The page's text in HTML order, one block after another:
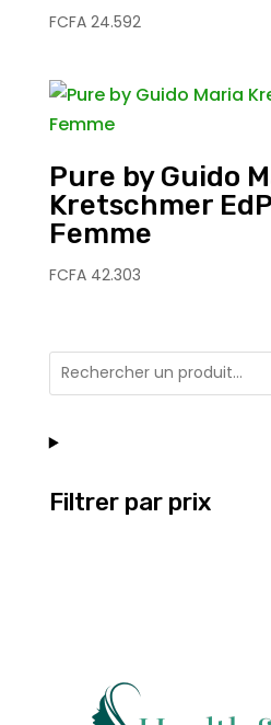
FCFA24.592
Pure by Guido
Kretschmer
Femme
FCFA42.303
Filtrer par prix